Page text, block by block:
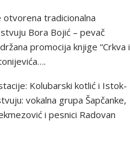
otvorena tradicionalna
Bora Bojić – pevač
promocija knjige “Crkva i
Kolubarski kotlić i Istok-
vokalna grupa Šapčanke,
i pesnici Radovan